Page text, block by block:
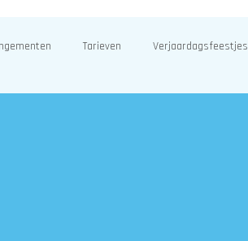
Tarieven Verjaardagsfeestjes